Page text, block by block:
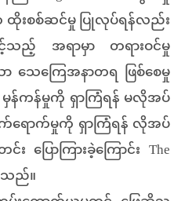
းစစ်ဆင်မှု ပြုလုပ်ရန်လည်း
သည့် အရာမှာ တရားဝင်မှု
သေကြေအနာတရ ဖြစ်စေမှု
မှန်ကန်မှုကို ရှာကြံရန် မလိုအပ်
ောက်မှုကို ရှာကြံရန် လိုအပ်
ပြောကြားခဲ့ကြောင်း The
သည်။